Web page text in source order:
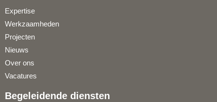
Expertise
Werkzaamheden
Projecten
Nieuws
Over ons
Vacatures
Begeleidende diensten